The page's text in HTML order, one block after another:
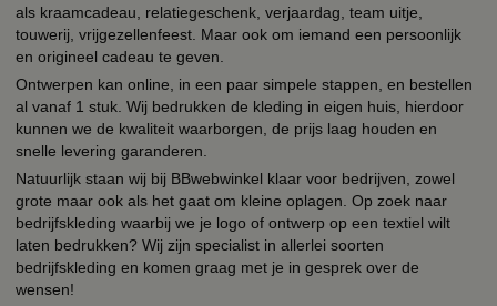
als kraamcadeau, relatiegeschenk, verjaardag, team uitje,
touwerij, vrijgezellenfeest. Maar ook om iemand een persoonlijk
en origineel cadeau te geven.
Ontwerpen kan online, in een paar simpele stappen, en bestellen
al vanaf 1 stuk. Wij bedrukken de kleding in eigen huis, hierdoor
kunnen we de kwaliteit waarborgen, de prijs laag houden en
snelle levering garanderen.
Natuurlijk staan wij bij BBwebwinkel klaar voor bedrijven, zowel
grote maar ook als het gaat om kleine oplagen. Op zoek naar
bedrijfskleding waarbij we je logo of ontwerp op een textiel wilt
laten bedrukken? Wij zijn specialist in allerlei soorten
bedrijfskleding en komen graag met je in gesprek over de
wensen!